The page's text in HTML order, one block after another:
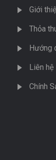
Giới
Thỏa
Hướng
Liên hệ
Chính